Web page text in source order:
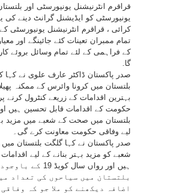
قراقرم انٹرنیشنل یونیورسٹی اور
یونیورسٹی کو ایڈیشنل گرانٹ دینے کی
کرائی ، قراقرم انٹرنیشنل یونیورسٹی
تمام ممبران تعینات کئے جائینگے اور
کے فراہمی کے لئے تمام وسائل بروئے کار
گا.
صدر پاکستان ڈاکٹر عارف علوی نے کہا
بلتستان میں کرونا وائرس کے ممکنہ
بہترین اقدامات کے زریعے کنٹرول کرنے
حکومت کے اقدامات قابل تحسین ہیں
بلتستان میں صحت کے شعبے میں مزید
لیے وفاقی حکومت معاونت کرے گی۔
صدر پاکستان نے کہا گلگت بلتستان
شعبے کو مزید بہتر بنانے کے لیے
ہیں اور رواں سال کویڈ 19
بلتستان میں سیاحوں کی تعداد
اضافہ دیکھنے کو ملا جو کہ وفاقی